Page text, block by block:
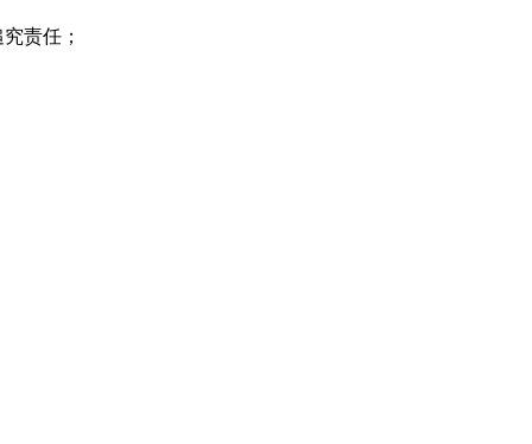
责任；